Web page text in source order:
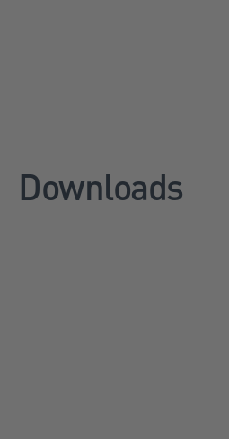
Downloads